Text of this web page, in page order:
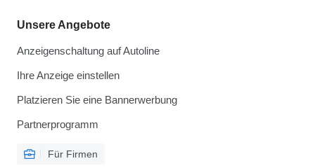
Unsere Angebote
Anzeigenschaltung auf Autoline
Ihre Anzeige einstellen
Platzieren Sie eine Bannerwerbung
Partnerprogramm
Für Firmen